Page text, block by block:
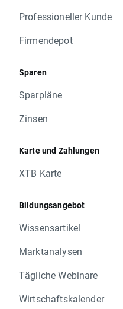
Professioneller Kunde
Firmendepot
Sparen
Sparpläne
Zinsen
Karte und Zahlungen
XTB Karte
Bildungsangebot
Wissensartikel
Marktanalysen
Tägliche Webinare
Wirtschaftskalender